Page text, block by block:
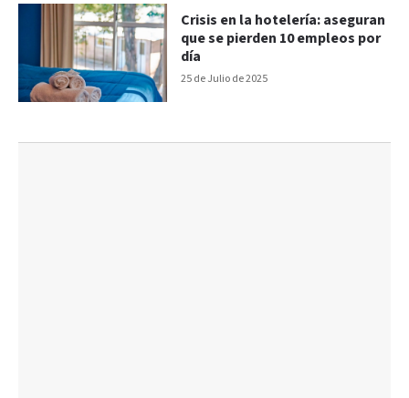
25 de Julio de 2025
Crisis en la hotelería: aseguran
que se pierden 10 empleos por
día